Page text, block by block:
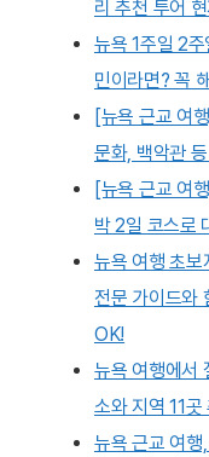
리 추천 투어
뉴욕 1주일 2
민이라면? 꼭
[뉴욕 근교 여
문화, 백악관
[뉴욕 근교 여
박 2일 코스로
뉴욕 여행 초보
전문 가이드와
OK!
뉴욕 여행에서
소와 지역 11
뉴욕 근교 여행